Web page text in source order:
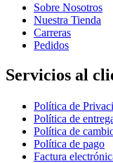
Sobre Nosotros
Nuestra Tienda
Carreras
Pedidos
Servicios al
Política de
Política de
Política de
Política de pago
Factura